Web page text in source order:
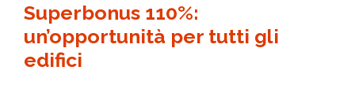
Superbonus 110%:
un’opportunità per tutti gli
edifici